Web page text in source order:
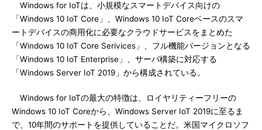
Windows for IoTは、小規模なスマートデバイス向けの
「Windows 10 IoT Core」、Windows 10 IoT Coreベースのスマ
ートデバイスの商用化に必要なクラウドサービスをまとめた
「Windows 10 IoT Core Serivices」、フル機能バージョンとなる
「Windows 10 IoT Enterprise」、サーバ構築に対応する
「Windows Server IoT 2019」から構成されている。
Windows for IoTの最大の特徴は、ロイヤリティーフリーの
Windows 10 IoT Coreから、Windows Server IoT 2019に至るま
で、10年間のサポートを提供していることだ。米国マイクロソフ